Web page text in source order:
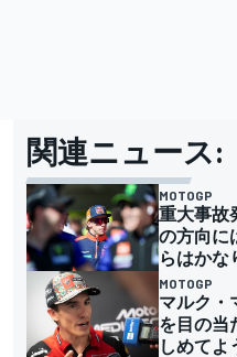
関連ニュース:
MOTOGP
重大事故
の方向
らはかな
MOTOGP
マルク・
を目の当
しめてよ